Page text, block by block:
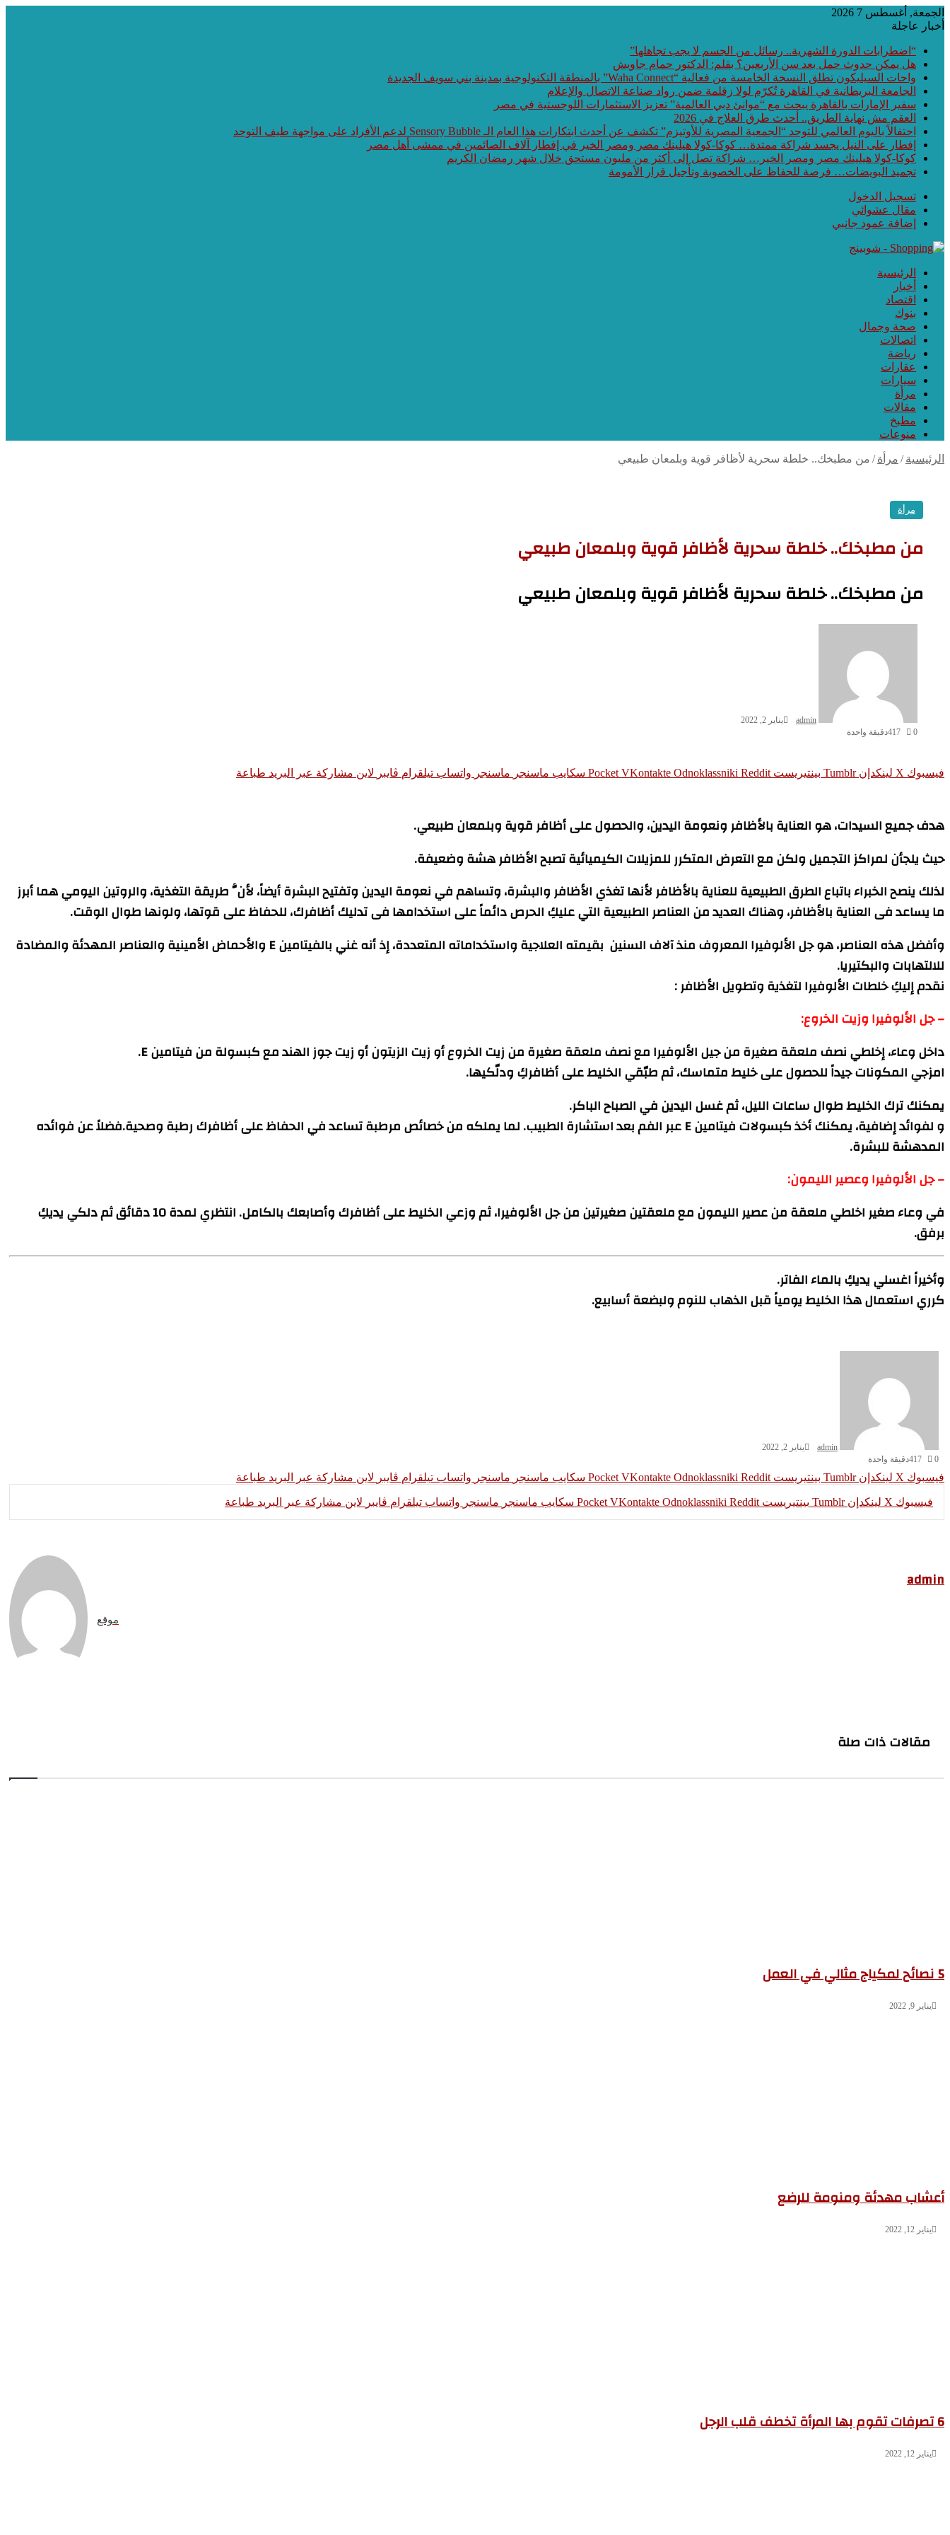
الجمعة, أغسطس 7 2026
أخبار عاجلة
“اضطرابات الدورة الشهرية.. رسائل من الجسم لا يجب تجاهلها”
هل يمكن حدوث حمل بعد سن الأربعين؟ بقلم: الدكتور حمام جاويش
واحات السيليكون تطلق النسخة الخامسة من فعالية “Waha Connect” بالمنطقة التكنولوجية بمدينة بني سويف الجديدة
الجامعة البريطانية في القاهرة تُكرّم لولا زقلمة ضمن رواد صناعة الاتصال والإعلام
سفير الإمارات بالقاهرة يبحث مع “موانئ دبي العالمية” تعزيز الاستثمارات اللوجستية في مصر
العقم مش نهاية الطريق.. أحدث طرق العلاج في 2026
احتفالاً باليوم العالمي للتوحد “الجمعية المصرية للأوتيزم” تكشف عن أحدث ابتكارات هذا العام الـ Sensory Bubble لدعم الأفراد على مواجهة طيف التوحد
إفطار على النيل يجسد شراكة ممتدة… كوكا-كولا هيلينك مصر ومصر الخير في إفطار آلاف الصائمين في ممشى أهل مصر
كوكا-كولا هيلينك مصر ومصر الخير… شراكة تصل إلى أكثر من مليون مستحق خلال شهر رمضان الكريم
تجميد البويضات… فرصة للحفاظ على الخصوبة وتأجيل قرار الأمومة
تسجيل الدخول
مقال عشوائي
إضافة عمود جانبي
الرئيسية
أخبار
اقتصاد
بنوك
صحة وجمال
اتصالات
رياضة
عقارات
سيارات
مرأة
مقالات
مطبخ
منوعات
الرئيسية / مرأة / من مطبخك.. خلطة سحرية لأظافر قوية وبلمعان طبيعي
مرأة
من مطبخك.. خلطة سحرية لأظافر قوية وبلمعان طبيعي
من مطبخك.. خلطة سحرية لأظافر قوية وبلمعان طبيعي
admin
يناير 2, 2022
0
417دقيقة واحدة
فيسبوك ‫X لينكدإن بينتيريست Odnoklassniki
‫Pocket سكايب ماسنجر ماسنجر واتساب تيلقرام ڤايبر لاين مشاركة عبر البريد طباعة
هدف جميع السيدات، هو العناية بالأظافر ونعومة اليدين، والحصول على أظافر قوية وبلمعان طبيعي.
حيث يلجأن لمراكز التجميل ولكن مع التعرض المتكرر للمزيلات الكيميائية تصبح الأظافر هشة وضعيفة.
لذلك ينصح الخبراء باتباع الطرق الطبيعية للعناية بالأظافر لأنها تغذي الأظافر والبشرة، وتساهم في نعومة اليدين وتفتيح البشرة أيضاً، لأنَّ طريقة التغذية، والروتين اليومي هما أبرز
ما يساعد فى العناية بالأظافر، وهناك العديد من العناصر الطبيعية التي عليكِ الحرص دائماً على استخدامها فى تدليك أظافرك، للحفاظ على قوتها، ولونها طوال الوقت.
وأفضل هذه العناصر، هو جل الألوفيرا المعروف منذ آلاف السنين بقيمته العلاجية واستخداماته المتعددة، إذ أنه غني بالفيتامين E والأحماض الأمينية والعناصر المهدئة والمضادة
للالتهابات والبكتيريا.
نقدم إليكِ خلطات الألوفيرا لتغذية وتطويل الأظافر :
– جل الألوفيرا وزيت الخروع:
داخل وعاء، إخلطي نصف ملعقة صغيرة من جيل الألوفيرا مع نصف ملعقة صغيرة من زيت الخروع أو زيت الزيتون أو زيت جوز الهند مع كبسولة من فيتامين E.
امزجي المكونات جيداً للحصول على خليط متماسك، ثم طبّقي الخليط على أظافركِ ودلّكيها.
يمكنك ترك الخليط طوال ساعات الليل، ثم غسل اليدين في الصباح الباكر.
و لفوائد إضافية، يمكنك أخذ كبسولات فيتامين E عبر الفم بعد استشارة الطبيب. لما يملكه من خصائص مرطبة تساعد في الحفاظ على أظافرك رطبة وصحية.فضلاً عن فوائده
المدهشة للبشرة.
– جل الألوفيرا وعصير الليمون:
في وعاء صغير اخلطي ملعقة من عصير الليمون مع ملعقتين صغيرتين من جل الألوفيرا، ثم وزعي الخليط على أظافرك وأصابعك بالكامل. انتظري لمدة 10 دقائق ثم دلكي يديكِ
برفق.
وأخيراً اغسلي يديكِ بالماء الفاتر.
كرري استعمال هذا الخليط يومياً قبل الذهاب للنوم ولبضعة أسابيع.
admin
يناير 2, 2022
0
417دقيقة واحدة
فيسبوك ‫X لينكدإن بينتيريست Odnoklassniki
‫Pocket سكايب ماسنجر ماسنجر واتساب تيلقرام ڤايبر لاين مشاركة عبر البريد طباعة
فيسبوك ‫X لينكدإن بينتيريست Odnoklassniki
‫Pocket سكايب ماسنجر ماسنجر واتساب تيلقرام ڤايبر لاين مشاركة عبر البريد طباعة
admin
موقع
مقالات ذات صلة
5 نصائح لمكياج مثالي في العمل
يناير 9, 2022
أعشاب مهدئة ومنومة للرضع
يناير 12, 2022
6 تصرفات تقوم بها المرأة تخطف قلب الرجل
يناير 12, 2022